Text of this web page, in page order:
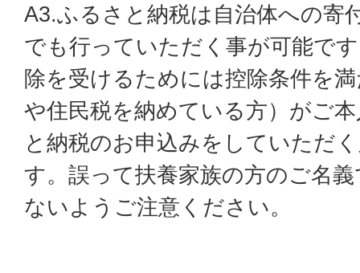
A3.ふるさと納税は自治体への寄
でも行っていただく事が可能で
除を受けるためには控除条件を
や住民税を納めている方）がご
と納税のお申込みをしていただ
す。誤って扶養家族の方のご名
ないようご注意ください。